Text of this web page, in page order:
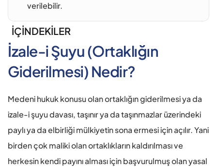
verilebilir.
İzale-i Şuyu (Ortaklığın
Giderilmesi) Nedir?
Medeni hukuk konusu olan ortaklığın giderilmesi ya da
izale-i şuyu davası, taşınır ya da taşınmazlar üzerindeki
paylı ya da elbirliği mülkiyetin sona ermesi için açılır. Yani
birden çok maliki olan ortaklıkların kaldırılması ve
herkesin kendi payını alması için başvurulmuş olan yasal
İÇİNDEKİLER